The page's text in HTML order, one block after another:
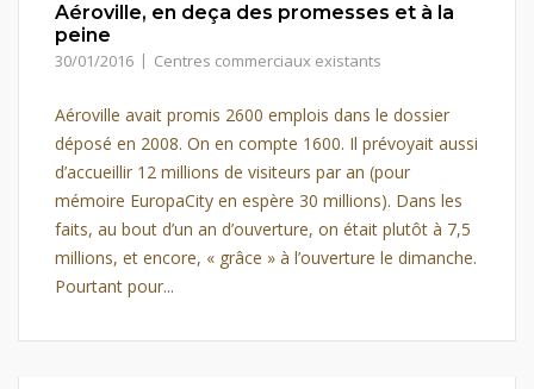
Aéroville, en deça des promesses et à la
peine
30/01/2016 Centres commerciaux existants
Aéroville avait promis 2600 emplois dans le dossier
déposé en 2008. On en compte 1600. Il prévoyait aussi
d’accueillir 12 millions de visiteurs par an (pour
mémoire EuropaCity en espère 30 millions). Dans les
faits, au bout d’un an d’ouverture, on était plutôt à 7,5
millions, et encore, « grâce » à l’ouverture le dimanche.
Pourtant pour...